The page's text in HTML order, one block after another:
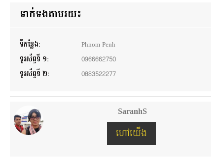
ទាក់ទងតាមរយ៖
ទីកន្លែង:
Phnom Penh
ទូរស័ព្ទទី ១:
0966662750
ទូរស័ព្ទទី ២:
0883522277
SaranhS
ហៅយើង